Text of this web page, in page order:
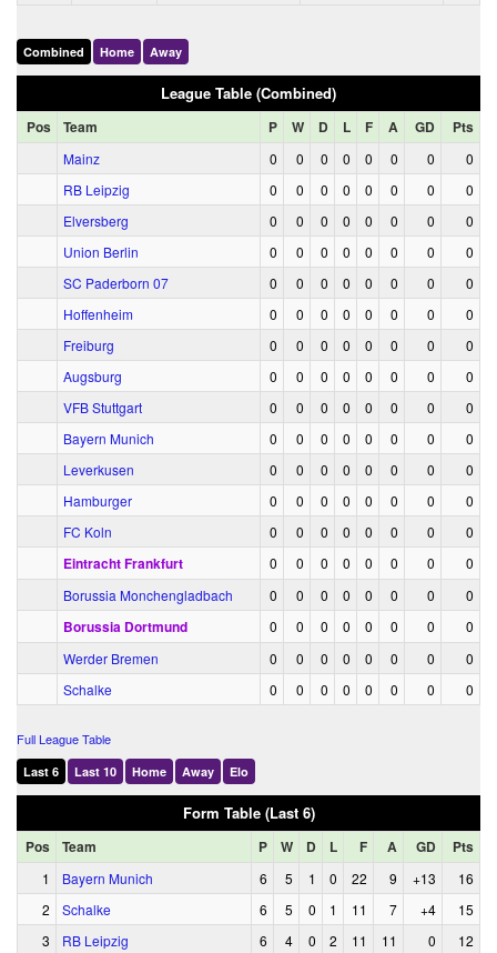
Combined Home Away
League Table (Combined)
Pos Team P W D L F A GD Pts
Mainz 0 0 0 0 0 0 0
0
RB Leipzig
0 0 0 0 0 0 0
0
Elversberg
0 0 0 0 0 0 0
0
Union Berlin
0 0 0 0 0 0 0
0
SC Paderborn 07
0 0 0 0 0 0 0
0
Hoffenheim
0 0 0 0 0 0 0
0
Freiburg
0 0 0 0 0 0 0
0
Augsburg
0 0 0 0 0 0 0
0
VFB Stuttgart
0 0 0 0 0 0 0
0
Bayern Munich
0 0 0 0 0 0 0
0
Leverkusen
0 0 0 0 0 0 0
0
Hamburger
0 0 0 0 0 0 0
0
FC Koln
0 0 0 0 0 0 0 0
Eintracht Frankfurt 0 0 0 0 0 0 0
0
Borussia Monchengladbach
0 0 0 0 0 0 0 0
Borussia Dortmund 0 0 0 0 0 0 0
0
Werder Bremen
0 0 0 0 0 0 0
0
Schalke
0 0 0 0 0 0 0 0
Full League Table
Last 6 Last 10 Home Away Elo
Form Table (Last 6)
Pos Team P W D L F A GD Pts
1 Bayern Munich 6 5 1 0 22 9 +13
16
2
Schalke 6 5 0 1 11 7 +4
15
3
RB Leipzig 6 4 0 2 11 11 0
12